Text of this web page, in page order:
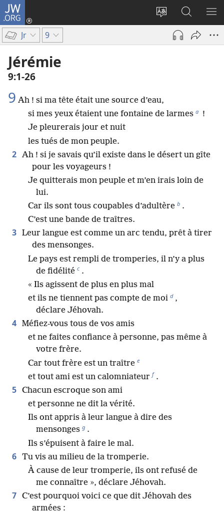
JW.ORG
Changer
langue
Se
connecter
sur
JW.ORG
Jr 9
Jérémie
9​:​1-26
9 Ah ! si ma tête était une source d’eau,
si mes yeux étaient une fontaine de larmes a !
Je pleurerais jour et nuit
les tués de mon peuple.
2 Ah ! si je savais qu’il existe dans le désert un gîte
pour les voyageurs !
Je quitterais mon peuple et m’en irais loin de
lui.
Car ils sont tous coupables d’adultère b .
C’est une bande de traîtres.
3 Leur langue est comme un arc tendu, prêt à tirer
des mensonges.
Le pays est rempli de tromperies, il n’y a plus
de fidélité c .
« Ils agissent de plus en plus mal
et ils ne tiennent pas compte de moi d ,
déclare Jéhovah.
4 Méfiez-vous tous de vos amis
et ne faites confiance à personne, pas même à
votre frère.
Car tout frère est un traître e
et tout ami est un calomniateur f .
5 Chacun escroque son ami
et personne ne dit la vérité.
Ils ont appris à leur langue à dire des
mensonges g .
Ils s’épuisent à faire le mal.
6 Tu vis au milieu de la tromperie.
À cause de leur tromperie, ils ont refusé de
me connaître », déclare Jéhovah.
7 C’est pourquoi voici ce que dit Jéhovah des
armées :